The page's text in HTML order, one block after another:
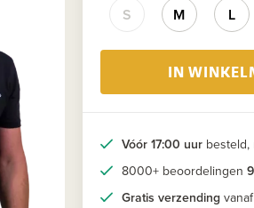
S M L
IN
Vóór 17:00 uur besteld,
8000+ beoordelingen
Gratis verzending